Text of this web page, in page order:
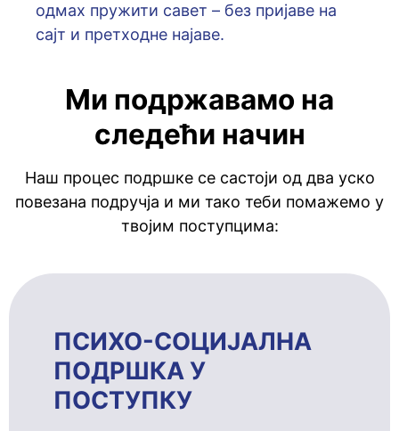
oдмaх пружити сaвeт – бeз приjaвe нa
сajт и прeтхoднe нajaвe.
Ми подржавамо на
следећи начин
Наш процес подршке се састоји од два уско
повезана подручја и ми тако теби помажемо у
твојим поступцима:
ПСИХО-СОЦИЈАЛНА
ПОДРШКА У
ПОСТУПКУ